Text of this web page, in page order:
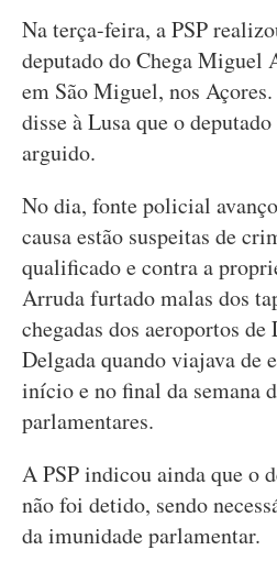
Na terça-feira, a PSP
deputado do Chega Miguel
em São Miguel, nos
disse à Lusa que o
arguido.
No dia, fonte policial
causa estão suspeitas de
qualificado e contra a
Arruda furtado malas dos
chegadas dos aeroportos de
Delgada quando viajava de
início e no final da semana
parlamentares.
A PSP indicou ainda que o
não foi detido, sendo
da imunidade parlamentar.